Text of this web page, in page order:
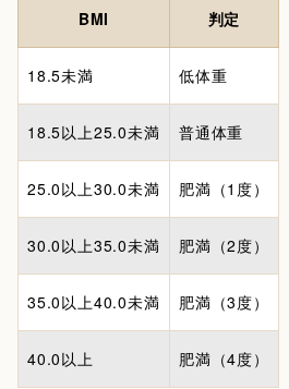
BMI 判定
18.5未満 低体重
18.5以上25.0未満 普通体重
25.0以上30.0未満 肥満（1度）
30.0以上35.0未満 肥満（2度）
35.0以上40.0未満 肥満（3度）
40.0以上 肥満（4度）